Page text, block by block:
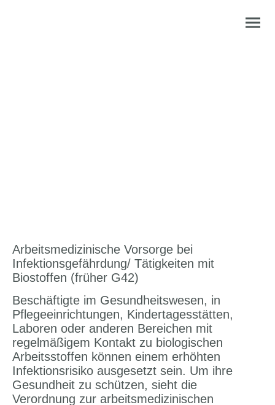
Arbeitsmedizinische Vorsorge bei
Infektionsgefährdung/ Tätigkeiten mit
Biostoffen (früher G42)
Beschäftigte im Gesundheitswesen, in
Pflegeeinrichtungen, Kindertagesstätten,
Laboren oder anderen Bereichen mit
regelmäßigem Kontakt zu biologischen
Arbeitsstoffen können einem erhöhten
Infektionsrisiko ausgesetzt sein. Um ihre
Gesundheit zu schützen, sieht die
Verordnung zur arbeitsmedizinischen